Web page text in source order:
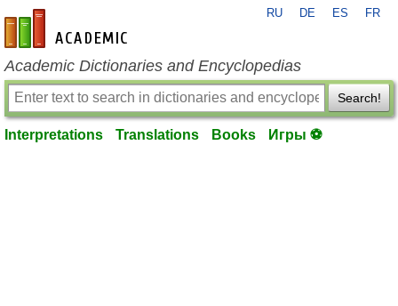
en-academic.com
RU DE ES FR
Academic Dictionaries and Encyclopedias
Search!
Interpretations Translations Books Игры ⚽